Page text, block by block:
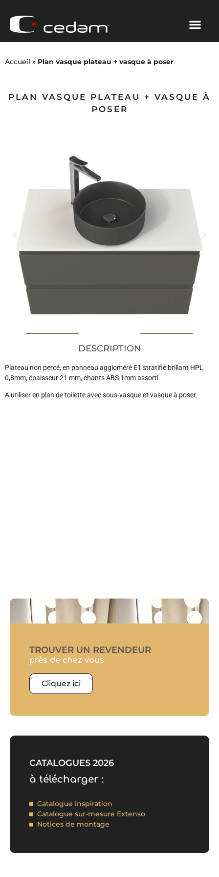
Accueil » Plan vasque plateau + vasque à poser
PLAN VASQUE PLATEAU + VASQUE À
POSER
DESCRIPTION
Plateau non percé, en panneau aggloméré E1 stratifié brillant HPL
0,8mm, épaisseur 21 mm, chants ABS 1mm assorti.
A utiliser en plan de toilette avec sous-vasque et vasque à poser.
TROUVER UN REVENDEUR
près de chez vous
Cliquez ici
CATALOGUES 2026
à télécharger :
Catalogue inspiration
Catalogue sur-mesure Extenso
Notices de montage